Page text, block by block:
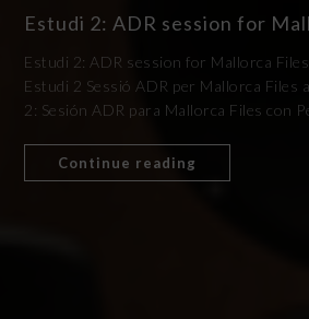
Estudi 2: ADR session for
Estudi 2: ADR session for Mallorca Files
Estudi 2 Sessió ADR per Mallorca Files
2: Sesión ADR para Mallorca Files con
Continue reading